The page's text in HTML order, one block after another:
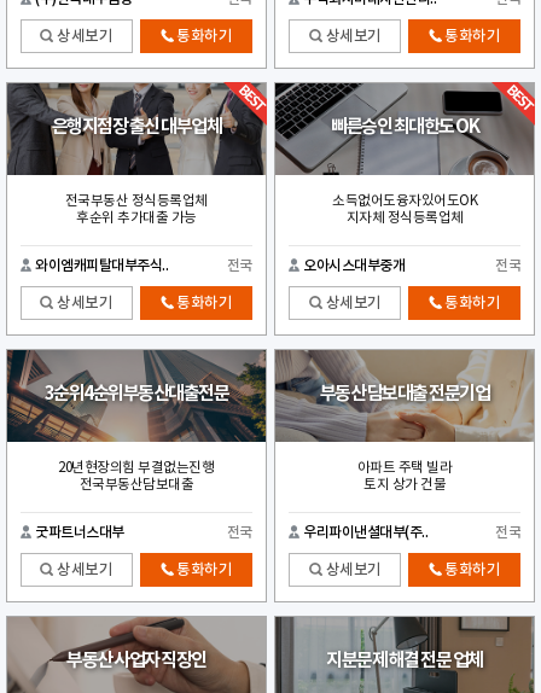
상세보기 통화하기 상세보기 통화하기
은행지점장 출신 대부업체
전국부동산 정식등록업체
후순위 추가대출 가능
와이엠캐피탈대부주식.. 전국
상세보기 통화하기
빠른승인 최대한도 OK
소득없어도융자있어도OK
지자체 정식등록업체
오아시스대부중개 전국
상세보기 통화하기
3순위4순위부동산대출전문
20년현장의힘 부결없는진행
전국부동산담보대출
굿파트너스대부 전국
상세보기 통화하기
부동산 담보대출 전문기업
아파트 주택 빌라
토지 상가 건물
우리파이낸셜대부(주.. 전국
상세보기 통화하기
부동산 사업자 직장인 지분문제 해결 전문 업체